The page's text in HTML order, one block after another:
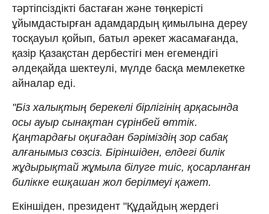
тәртіпсіздікті бастаған және төңкерісті
ұйымдастырған адамдардың қимылына дереу
тосқауыл қойып, батыл әрекет жасамағанда,
қазір Қазақстан дербестігі мен егемендігі
әлдеқайда шектеулі, мүлде басқа мемлекетке
айналар еді.
"Біз халықтың берекелі бірлігінің арқасында
осы ауыр сынақтан сүрінбей өттік.
Қаңтардағы оқиғадан бәріміздің зор сабақ
алғанымыз сөзсіз. Біріншіден, елдегі билік
жұдырықтай жұмыла білуге тиіс, қосарланған
билікке ешқашан жол берілмеуі қажет.
Екіншіден, президент "Құдайдың жердегі